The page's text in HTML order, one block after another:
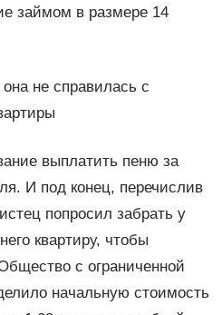
займом в размере 14
не справилась с
выплатить пеню за
И под конец, перечислив
попросил забрать у
квартиру, чтобы
с ограниченной
начальную стоимость